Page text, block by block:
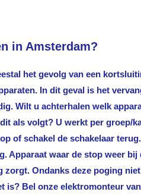
in Amsterdam?
het gevolg van een
In dit geval is het
Wilt u achterhalen welk
als volgt? U werkt per groep/
of schakel de schakelaar
Apparaat waar de stop weer
Ondanks deze poging
is? Bel onze elektromonteur van